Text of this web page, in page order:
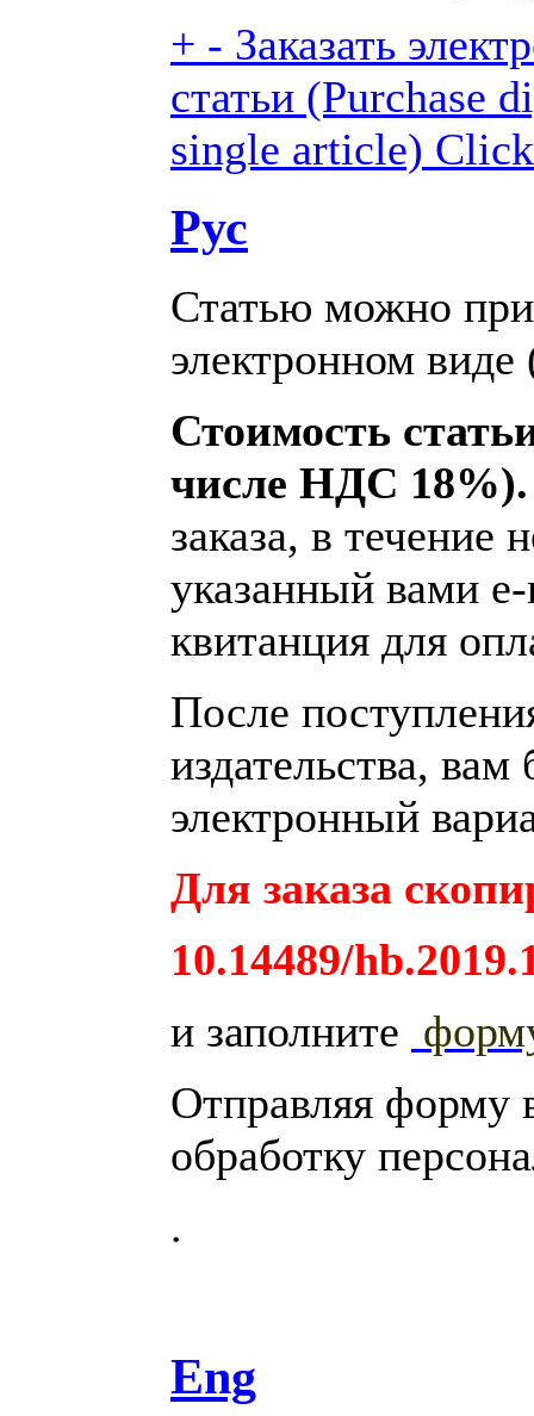
+ - Заказать
статьи (Purchase
single article)
Рус
Статью можно
электронном виде
Стоимость
числе НДС
заказа, в течение
указанный вами
квитанция для
После
издательства, вам
электронный
Для заказа
10.14489/
и заполните
Отправляя форму
обработку
.
Eng